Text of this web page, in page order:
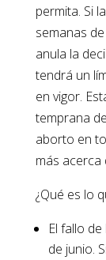
permita. Si
semanas
anula la
tendrá un
en vigor.
temprana
aborto en
más acerca
¿Qué es lo
El fallo
de junio.